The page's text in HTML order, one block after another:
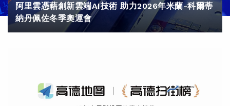
阿里雲憑藉創新雲端AI技術 助力2026年米蘭-科爾蒂
納丹佩佐冬季奧運會